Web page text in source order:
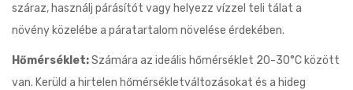
száraz, használj párásítót vagy helyezz vízzel teli tálat a
növény közelébe a páratartalom növelése érdekében.
Hőmérséklet:Számára az ideális hőmérséklet 20-30°C között
van. Kerüld a hirtelen hőmérsékletváltozásokat és a hideg